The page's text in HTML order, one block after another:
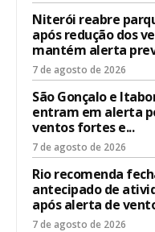
Niterói reabre
após redução dos
mantém alerta
7 de agosto de 2026
São Gonçalo e
entram em alerta
ventos fortes e...
7 de agosto de 2026
Rio recomenda
antecipado de
após alerta de
7 de agosto de 2026